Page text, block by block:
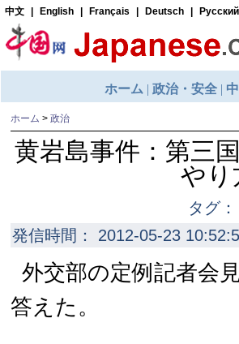
ホーム > 政治
黄岩島事件：第三
やり
タグ
発信時間： 2012-05-23
外交部の定例記者会
答えた。